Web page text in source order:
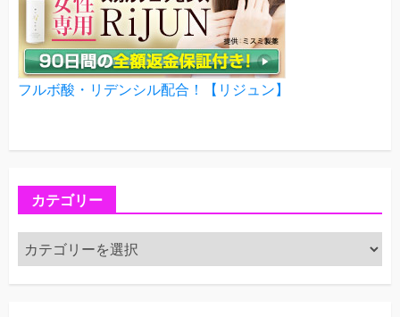
フルボ酸・リデンシル配合！【リジュン】
カテゴリー
カ
テ
ゴ